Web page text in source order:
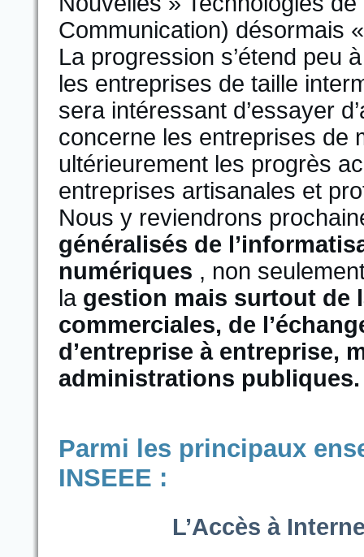
Communication) désormais
La progression s’étend peu
les entreprises de taille
sera intéressant d’essayer
concerne les entreprises de
ultérieurement les progrès
entreprises artisanales et
Nous y reviendrons
généralisés de
numériques , non
la gestion mais surtout de
commerciales, de
d’entreprise à entreprise,
administrations publiques.
Parmi les principaux
INSEEE :
L’Accès à